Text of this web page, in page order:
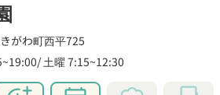
がわ町西平725
土曜 7:15~12:30